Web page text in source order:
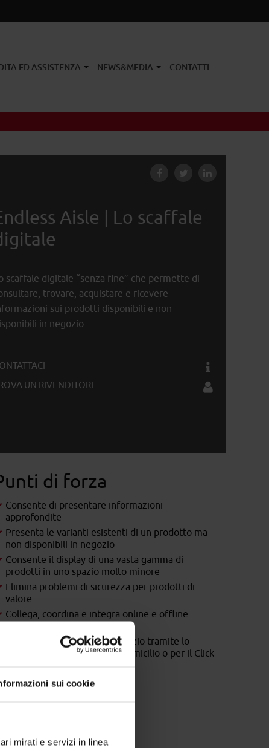
sui cookie
mirati e servizi in linea
ED ASSISTENZA NEWS&MEDIA CONTATTI
Aisle | Lo scaffale
scaffale digitale “senza fine” che permette di
trovare, acquistare e ricevere
sui prodotti disponibili e non
in negozio.
UN RIVENDITORE
di forza
Consente di presentare informazioni
approfondite
Presenta le varianti esistenti di un prodotto ma
non disponibili in negozio
Consente il display di una vasta gamma di
prodotti in uno spazio molto minore
Elimina problemi di sicurezza per prodotti di
valore
Collega, coordina e integra online e offline
Possibilità di ordinare in negozio tramite lo
schermo per la consegna a domicilio o per il Click